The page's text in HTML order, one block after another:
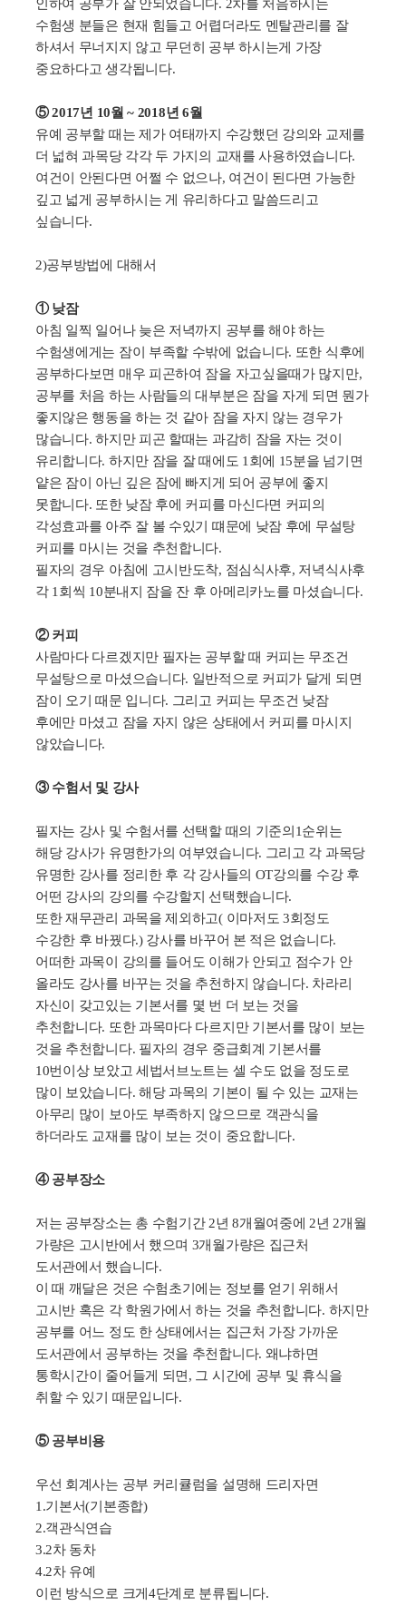
인하여 공부가 잘 안되었습니다. 2차를 처음하시는
수험생 분들은 현재 힘들고 어렵더라도 멘탈관리를 잘
하셔서 무너지지 않고 무던히 공부 하시는게 가장
중요하다고 생각됩니다.
⑤ 2017년 10월 ~ 2018년 6월
유예 공부할 때는 제가 여태까지 수강했던 강의와 교제를
더 넓혀 과목당 각각 두 가지의 교재를 사용하였습니다.
여건이 안된다면 어쩔 수 없으나, 여건이 된다면 가능한
깊고 넓게 공부하시는 게 유리하다고 말씀드리고
싶습니다.
2)공부방법에 대해서
① 낮잠
아침 일찍 일어나 늦은 저녁까지 공부를 해야 하는
수험생에게는 잠이 부족할 수밖에 없습니다. 또한 식후에
공부하다보면 매우 피곤하여 잠을 자고싶을때가 많지만,
공부를 처음 하는 사람들의 대부분은 잠을 자게 되면 뭔가
좋지않은 행동을 하는 것 같아 잠을 자지 않는 경우가
많습니다.하지만 피곤 할때는 과감히 잠을 자는 것이
유리합니다. 하지만 잠을 잘 때에도 1 회에 15분을 넘기면
얕은 잠이 아닌 깊은 잠에 빠지게 되어 공부에 좋지
못합니다. 또한 낮잠 후에 커피를 마신다면 커피의
각성효과를 아주 잘 볼 수있기 떄문에 낮잠 후에 무설탕
커피를 마시는 것을 추천합니다.
필자의 경우 아침에 고시반도착, 점심식사후, 저녁식사후
각1 회씩 10분내지 잠을 잔 후 아메리카노를 마셨습니다.
② 커피
사람마다 다르겠지만 필자는 공부할 때 커피는 무조건
무설탕으로 마셨으습니다. 일반적으로 커피가 달게 되면
잠이 오기 때문 입니다. 그리고 커피는 무조건 낮잠
후에만 마셨고 잠을 자지 않은 상태에서 커피를 마시지
않았습니다.
③ 수험서 및 강사
필자는 강사 및 수험서를 선택할 때의 기준의 1순위는
해당 강사가 유명한가의 여부였습니다. 그리고 각 과목당
유명한 강사를 정리한 후 각 강사들의 OT강의를 수강 후
어떤 강사의 강의를 수강할지 선택했습니다.
또한 재무관리 과목을 제외하고( 이마저도 3회정도
수강한 후 바꿨다.) 강사를 바꾸어 본 적은 없습니다.
어떠한 과목이 강의를 들어도 이해가 안되고 점수가 안
올라도 강사를 바꾸는 것을 추천하지 않습니다. 차라리
자신이 갖고있는 기본서를 몇 번 더 보는 것을
추천합니다. 또한 과목마다 다르지만 기본서를 많이 보는
것을 추천합니다. 필자의 경우 중급회계 기본서를
10번이상 보았고 세법서브노트는 셀 수도 없을 정도로
많이 보았습니다. 해당 과목의 기본이 될 수 있는 교재는
아무리 많이 보아도 부족하지 않으므로 객관식을
하더라도 교재를 많이 보는 것이 중요합니다.
④ 공부장소
저는 공부장소는 총 수험기간2년 8개월여중에 2년 2개월
가량은 고시반에서 했으며 3개월가량은 집근처
도서관에서 했습니다.
이 때 깨달은 것은 수험초기에는 정보를 얻기 위해서
고시반 혹은 각 학원가에서 하는 것을 추천합니다. 하지만
공부를 어느 정도 한 상태에서는 집근처 가장 가까운
도서관에서 공부하는 것을 추천합니다. 왜냐하면
통학시간이 줄어들게 되면 , 그 시간에 공부 및 휴식을
취할 수 있기 때문입니다.
⑤ 공부비용
우선 회계사는 공부 커리큘럼을 설명해 드리자면
1.기본서(기본종합)
2.객관식연습
3.2차 동차
4.2차 유예
이런 방식으로 크게 4단계로 분류됩니다.